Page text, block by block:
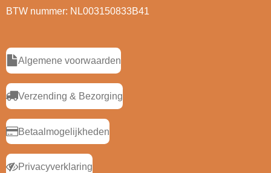
BTW nummer: NL003150833B41
Algemene voorwaarden
Verzending & Bezorging
Betaalmogelijkheden
Privacyverklaring